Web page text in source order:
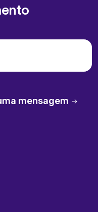
form...
mensagem